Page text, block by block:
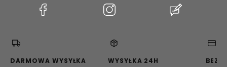
(Otwiera
nowej
(Otwiera
DARMOWA WYSYŁKA
WYSYŁKA 24H